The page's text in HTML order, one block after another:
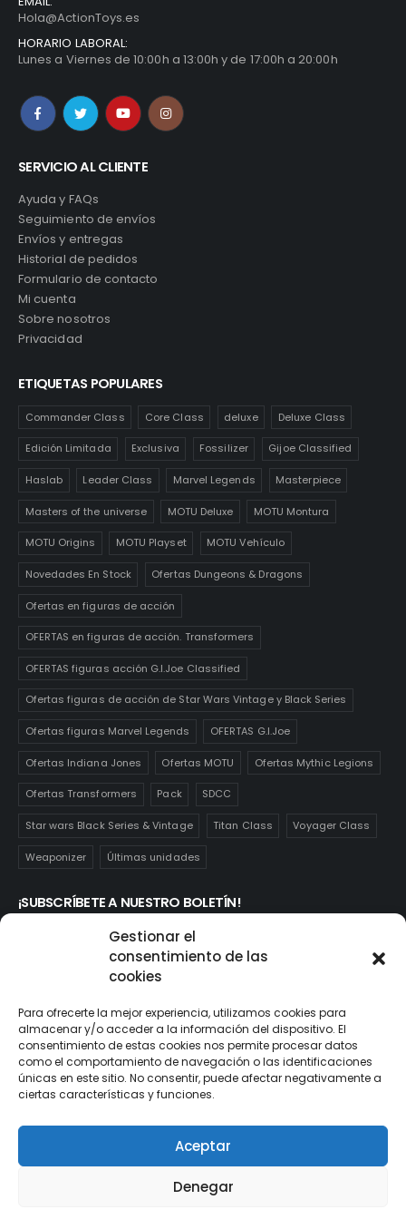
Gestionar el
consentimiento de las
cookies
Para ofrecerte la mejor experiencia, utilizamos cookies para
almacenar y/o acceder a la información del dispositivo. El
consentimiento de estas cookies nos permite procesar datos
como el comportamiento de navegación o las identificaciones
únicas en este sitio. No consentir, puede afectar negativamente a
ciertas características y funciones.
Aceptar
Denegar
Hola@ActionToys.es
HORARIO LABORAL:
Lunes a Viernes de 10:00h a 13:00h y de 17:00h a 20:00h
SERVICIO AL CLIENTE
Ayuda y FAQs
Seguimiento de envíos
Envíos y entregas
Historial de pedidos
Formulario de contacto
Mi cuenta
Sobre nosotros
Privacidad
ETIQUETAS POPULARES
Commander Class Core Class deluxe Deluxe Class
Edición Limitada Exclusiva Fossilizer Gijoe Classified
Haslab Leader Class Marvel Legends Masterpiece
Masters of the universe MOTU Deluxe MOTU Montura
MOTU Origins MOTU Playset MOTU Vehículo
Novedades En Stock Ofertas Dungeons & Dragons
Ofertas en figuras de acción
OFERTAS en figuras de acción. Transformers
OFERTAS figuras acción G.I.Joe Classified
Ofertas figuras de acción de Star Wars Vintage y Black Series
Ofertas figuras Marvel Legends OFERTAS G.I.Joe
Ofertas Indiana Jones Ofertas MOTU Ofertas Mythic Legions
Ofertas Transformers Pack SDCC
Star wars Black Series & Vintage Titan Class Voyager Class
Weaponizer Últimas unidades
¡SUBSCRÍBETE A NUESTRO BOLETÍN!
Te mantendrás informado de las novedades y ofertas que
realmente te interesan. Subscríbete aquí:
© ActionToys.es 2021. All Rights Reserved